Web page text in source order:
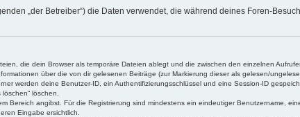
„der Betreiber“) die Daten verwendet, die während deines Foren-
die dein Browser als temporäre Dateien ablegt und die zwischen den einzelnen
über die von dir gelesenen Beiträge (zur Markierung dieser als gelesen/
werden deine Benutzer-ID, ein Authentifizierungsschlüssel und eine Session-ID
löschen.
angibst. Für die Registrierung sind mindestens ein eindeutiger Benutzername,
Eingabe ersichtlich.